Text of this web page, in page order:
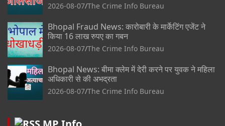
2026-08-07 The Crime Info Bureau
Bhopal Fraud News: कारोबारी के मार्केटिंग एजेंट ने
किया 16 लाख रुपए का गबन
2026-08-07 The Crime Info Bureau
Bhopal News: बीमा क्लेम में देरी करने पर युवक ने महिला
अधिकारी से की अभद्रता
2026-08-07 The Crime Info Bureau